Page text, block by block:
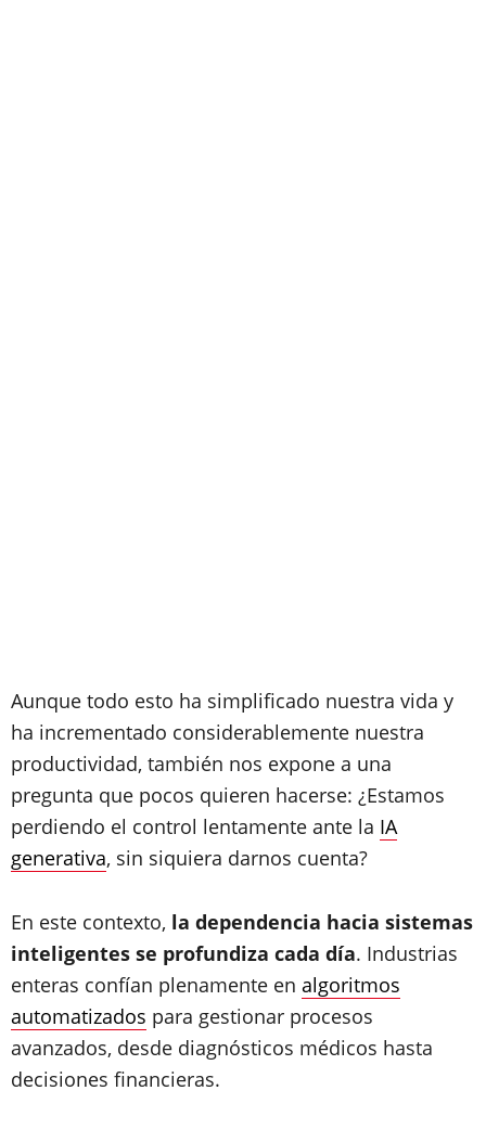
Aunque todo esto ha simplificado nuestra vida y
ha incrementado considerablemente nuestra
productividad, también nos expone a una
pregunta que pocos quieren hacerse: ¿Estamos
perdiendo el control lentamente ante la IA
generativa, sin siquiera darnos cuenta?
En este contexto, la dependencia hacia sistemas
inteligentes se profundiza cada día. Industrias
enteras confían plenamente en algoritmos
automatizados para gestionar procesos
avanzados, desde diagnósticos médicos hasta
decisiones financieras.